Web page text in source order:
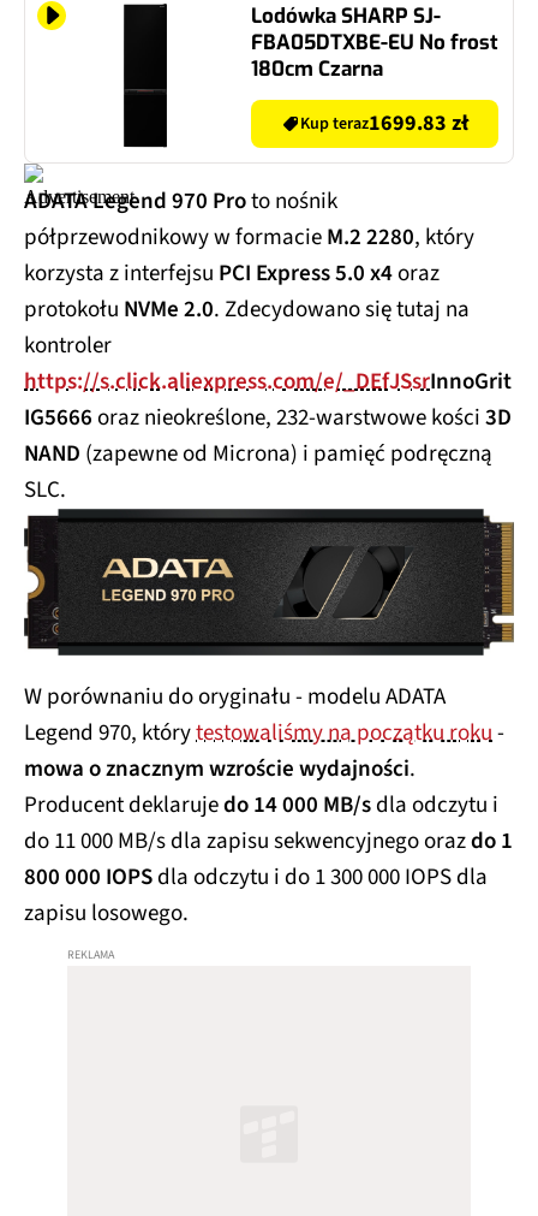
Lodówka SHARP SJ-
FBA05DTXBE-EU No frost
180cm Czarna
Kup teraz1699.83 zł
ADATA Legend 970 Proto nośnik
półprzewodnikowy w formacieM.2 2280, który
korzysta z interfejsu PCI Express 5.0 x4oraz
protokołu NVMe 2.0. Zdecydowano się tutaj na
kontroler
https://s.click.aliexpress.com/e/_DEfJSsrInnoGrit
IG5666oraz nieokreślone, 232-warstwowe kości3D
NAND (zapewne od Microna) i pamięć podręczną
SLC.
W porównaniu do oryginału - modelu ADATA
Legend 970, którytestowaliśmy na początku roku-
mowa o znacznym wzroście wydajności.
Producent deklarujedo 14 000 MB/sdla odczytu i
do 11 000 MB/s dla zapisu sekwencyjnego orazdo 1
800 000 IOPSdla odczytu i do 1 300 000 IOPS dla
zapisu losowego.